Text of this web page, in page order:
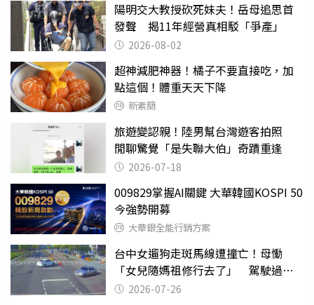
陽明交大教授砍死妹夫！岳母追思首
發聲 揭11年經營真相駁「爭產」
2026-08-02
超神減肥神器！橘子不要直接吃，加
點這個！體重天天下降
新素簡
旅遊變認親！陸男幫台灣遊客拍照
閒聊驚覺「是失聯大伯」奇蹟重逢
2026-07-18
009829掌握AI關鍵 大華韓國KOSPI 50
今強勢開募
大華銀全能行銷方案
台中女遛狗走斑馬線遭撞亡！母慟
「女兒隨媽祖修行去了」 駕駛過失
致死判9月
2026-07-26